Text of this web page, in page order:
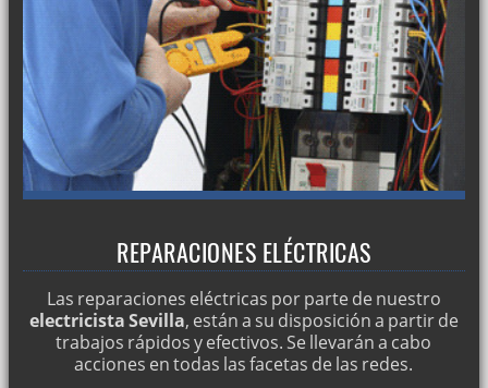
REPARACIONES ELÉCTRICAS
Las reparaciones eléctricas por parte de nuestro
electricista Sevilla, están a su disposición a partir de
trabajos rápidos y efectivos. Se llevarán a cabo
acciones en todas las facetas de las redes.